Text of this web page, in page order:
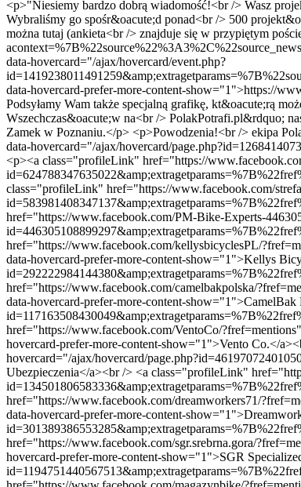
<p>"Niesiemy bardzo dobrą wiadomość!<br /> Wasz
Wybraliśmy go spośr&oacute;d ponad<br /> 500
można tutaj (ankieta<br /> znajduje się w przypiętym
data-hovercard="/ajax/hovercard/event.php?
data-hovercard-prefer-more-content-show="1">https://
Podsyłamy Wam także specjalną grafikę, kt&oacute;rą
Wszechczas&oacute;w na<br /> PolakPotrafi.pl&rdquo;
Zamek w Poznaniu.</p> <p>Powodzenia!<br /> ekipa
data-hovercard="/ajax/hovercard/
<p><a class="profileLink" href="https://
class="profileLink" href="https://www.facebook.com/
href="https://www.facebook.com/PM-Bike-Experts-
href="https://www.facebook.com/kellysbicyclesPL/
data-hovercard-prefer-more-content-show="1">Kellys
href="https://www.facebook.com/camelbakpolska/
data-hovercard-prefer-more-content-
href="https://www.facebook.com/VentoCo/
hovercard-prefer-more-content-show="1">Vento Co.</
hovercard="/ajax/hovercard/
Ubezpieczenia</a><br /> <a class="profileLink"
href="https://www.facebook.com/dreamworkers71/
data-hovercard-prefer-more-content-
href="https://www.facebook.com/sgr.srebrna.gora/
hovercard-prefer-more-content-show="1">SGR